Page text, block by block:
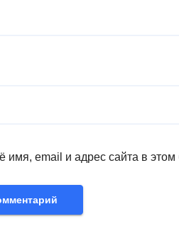
имя, email и адрес сайта в